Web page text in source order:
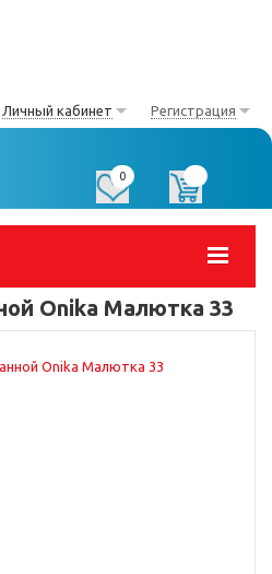
Личный кабинет Регистрация
0
Onika Малютка 33